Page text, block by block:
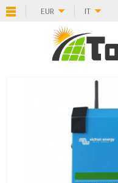
EUR IT